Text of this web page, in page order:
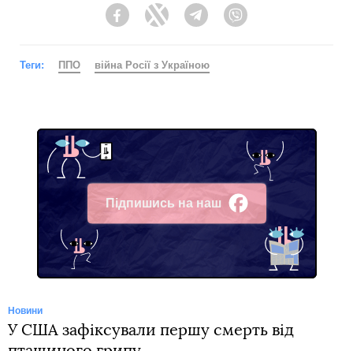
FacebookTwitter Telegram
Теги: ППО війна Росії з Україною
Підпишись на наш
Facebook
Новини
У США зафіксували першу смерть від